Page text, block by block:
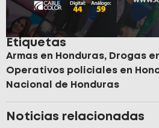
Etiquetas
Armas en Honduras, Drogas
Operativos policiales en
Nacional de Honduras
Noticias relacionadas